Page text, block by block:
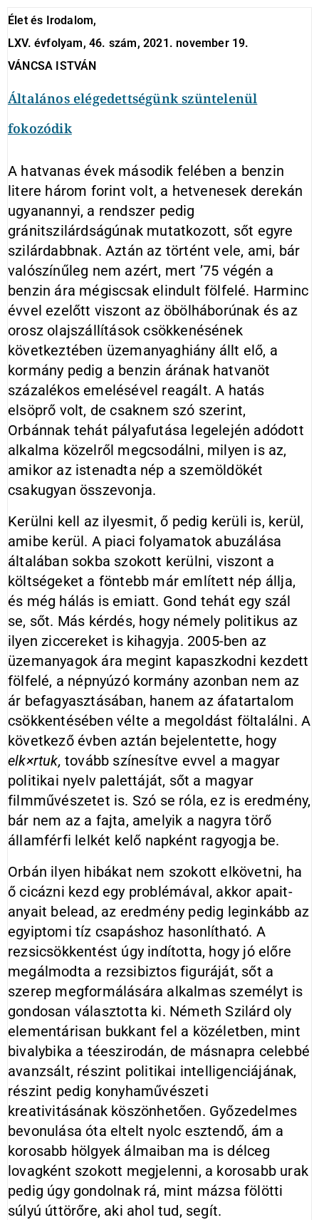
Élet és Irodalom,
LXV. évfolyam, 46. szám, 2021. november 19.
VÁNCSA ISTVÁN
Általános elégedettségünk szüntelenül
fokozódik
A hatvanas évek második felében a benzin
litere három forint volt, a hetvenesek derekán
ugyanannyi, a rendszer pedig
gránitszilárdságúnak mutatkozott, sőt egyre
szilárdabbnak. Aztán az történt vele, ami, bár
valószínűleg nem azért, mert ’75 végén a
benzin ára mégiscsak elindult fölfelé. Harminc
évvel ezelőtt viszont az öbölháborúnak és az
orosz olajszállítások csökkenésének
következtében üzemanyaghiány állt elő, a
kormány pedig a benzin árának hatvanöt
százalékos emelésével reagált. A hatás
elsöprő volt, de csaknem szó szerint,
Orbánnak tehát pályafutása legelején adódott
alkalma közelről megcsodálni, milyen is az,
amikor az istenadta nép a szemöldökét
csakugyan összevonja.
Kerülni kell az ilyesmit, ő pedig kerüli is, kerül,
amibe kerül. A piaci folyamatok abuzálása
általában sokba szokott kerülni, viszont a
költségeket a föntebb már említett nép állja,
és még hálás is emiatt. Gond tehát egy szál
se, sőt. Más kérdés, hogy némely politikus az
ilyen ziccereket is kihagyja. 2005-ben az
üzemanyagok ára megint kapaszkodni kezdett
fölfelé, a népnyúzó kormány azonban nem az
ár befagyasztásában, hanem az áfatartalom
csökkentésében vélte a megoldást föltalálni. A
következő évben aztán bejelentette, hogy
elk×rtuk, tovább színesítve evvel a magyar
politikai nyelv palettáját, sőt a magyar
filmművészetet is. Szó se róla, ez is eredmény,
bár nem az a fajta, amelyik a nagyra törő
államférfi lelkét kelő napként ragyogja be.
Orbán ilyen hibákat nem szokott elkövetni, ha
ő cicázni kezd egy problémával, akkor apait-
anyait belead, az eredmény pedig leginkább az
egyiptomi tíz csapáshoz hasonlítható. A
rezsicsökkentést úgy indította, hogy jó előre
megálmodta a rezsibiztos figuráját, sőt a
szerep megformálására alkalmas személyt is
gondosan választotta ki. Németh Szilárd oly
elementárisan bukkant fel a közéletben, mint
bivalybika a téeszirodán, de másnapra celebbé
avanzsált, részint politikai intelligenciájának,
részint pedig konyhaművészeti
kreativitásának köszönhetően. Győzedelmes
bevonulása óta eltelt nyolc esztendő, ám a
korosabb hölgyek álmaiban ma is délceg
lovagként szokott megjelenni, a korosabb urak
pedig úgy gondolnak rá, mint mázsa fölötti
súlyú úttörőre, aki ahol tud, segít.